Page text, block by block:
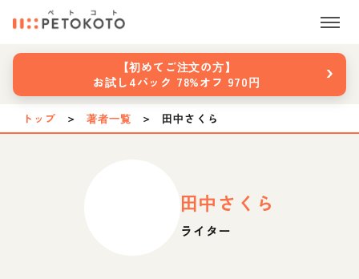
【初めてご注文の方】
お試し4パック 78%オフ 970円
›
トップ ＞ 著者一覧 ＞ 田中さくら
田中さくら
ライター